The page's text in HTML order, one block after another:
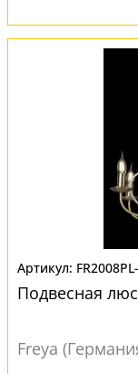
Подвесная
Freya